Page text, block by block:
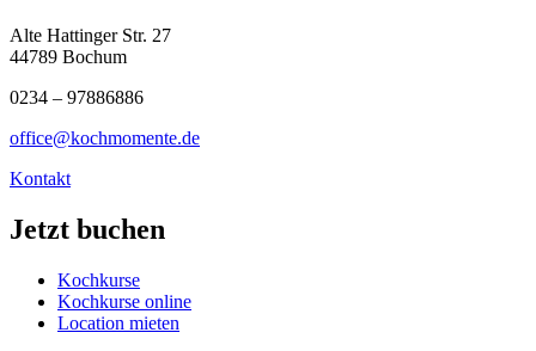
Alte Hattinger Str. 27
44789 Bochum
0234 – 97886886
office@kochmomente.de
Kontakt
Jetzt buchen
Kochkurse
Kochkurse online
Location mieten